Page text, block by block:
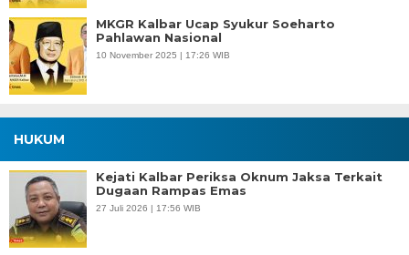
MKGR Kalbar Ucap Syukur Soeharto
Pahlawan Nasional
10 November 2025 | 17:26 WIB
HUKUM
Kejati Kalbar Periksa Oknum Jaksa Terkait
Dugaan Rampas Emas
27 Juli 2026 | 17:56 WIB